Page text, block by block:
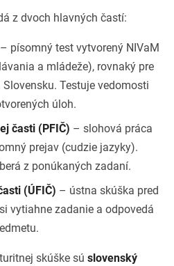
z dvoch hlavných častí:
– písomný test vytvorený NIVaM
a mládeže), rovnaký pre
Testuje vedomosti
úloh.
časti (PFIČ) – slohová práca
prejav (cudzie jazyky).
z ponúkaných zadaní.
(ÚFIČ) – ústna skúška pred
vytiahne zadanie a odpovedá
skúške sú slovenský